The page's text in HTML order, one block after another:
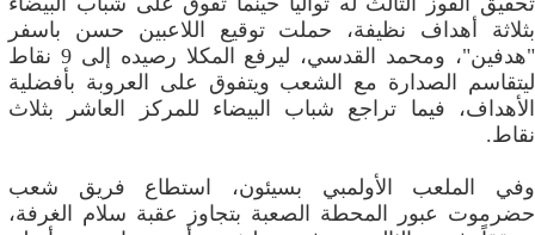
بثلاثة أهداف نظيفة، حملت توقيع اللاعبين حسن باسفر
"هدفين"، ومحمد القدسي، ليرفع المكلا رصيده إلى 9 نقاط
ليتقاسم الصدارة مع الشعب ويتفوق على العروبة بأفضلية
الأهداف، فيما تراجع شباب البيضاء للمركز العاشر بثلاث
نقاط.
وفي الملعب الأولمبي بسيئون، استطاع فريق شعب
حضرموت عبور المحطة الصعبة بتجاوز عقبة سلام الغرفة،